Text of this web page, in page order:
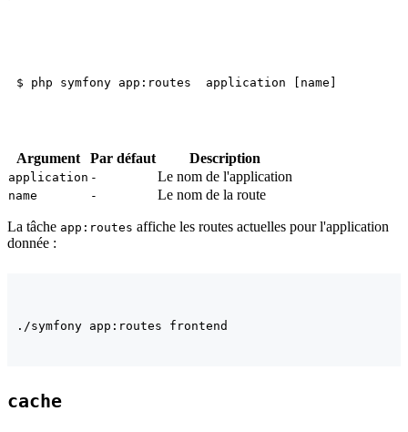
Argument Par défaut Description
application - Le nom de l'application
name - Le nom de la route
La tâche app:routes affiche les routes actuelles pour l'application
donnée :
cache